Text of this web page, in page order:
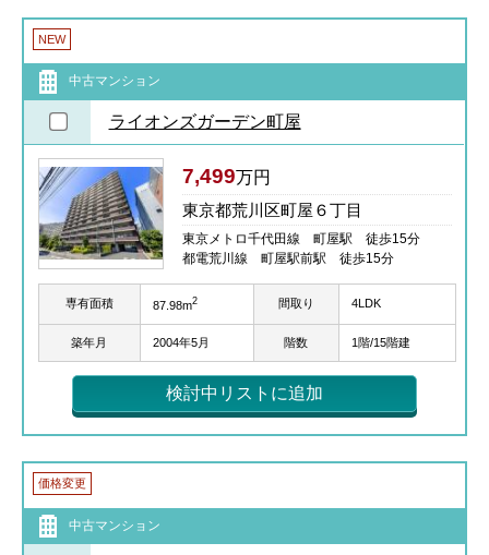
NEW
中古マンション
ライオンズガーデン町屋
7,499万円
東京都荒川区町屋６丁目
東京メトロ千代田線 町屋駅 徒歩15分
都電荒川線 町屋駅前駅 徒歩15分
専有面積 87.98m2 間取り 4LDK
築年月 2004年5月 階数 1階/15階建
検討中リストに追加
価格変更
中古マンション